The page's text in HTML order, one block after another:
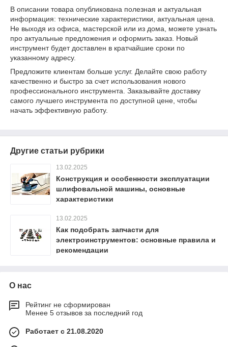
В описании товара опубликована полезная и актуальная
информация: технические характеристики, актуальная цена.
Не выходя из офиса, мастерской или из дома, можете узнать
про актуальные предложения и оформить заказ. Новый
инструмент будет доставлен в кратчайшие сроки по
указанному адресу.
Предложите клиентам больше услуг. Делайте свою работу
качественно и быстро за счет использования нового
профессионального инструмента. Заказывайте доставку
самого лучшего инструмента по доступной цене, чтобы
начать эффективную работу.
Другие статьи рубрики
13.02.2025
Конструкция и особенности эксплуатации
шлифовальной машины, основные
характеристики
13.02.2025
Как подобрать запчасти для
электроинструментов: основные правила и
рекомендации
О нас
Рейтинг не сформирован
Менее 5 отзывов за последний год
Работает с 21.08.2020